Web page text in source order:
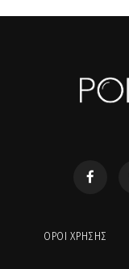
ΟΡΟΙ ΧΡΉΣΗΣ